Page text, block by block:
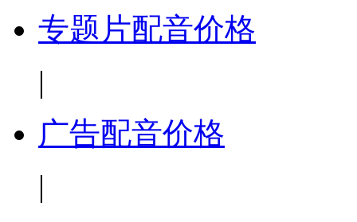
专题片配音价格
|
广告配音价格
|